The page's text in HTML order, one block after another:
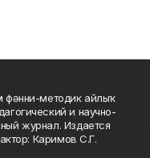
методик айлыҡ
и научно-
журнал. Издается
Каримов С.Г.